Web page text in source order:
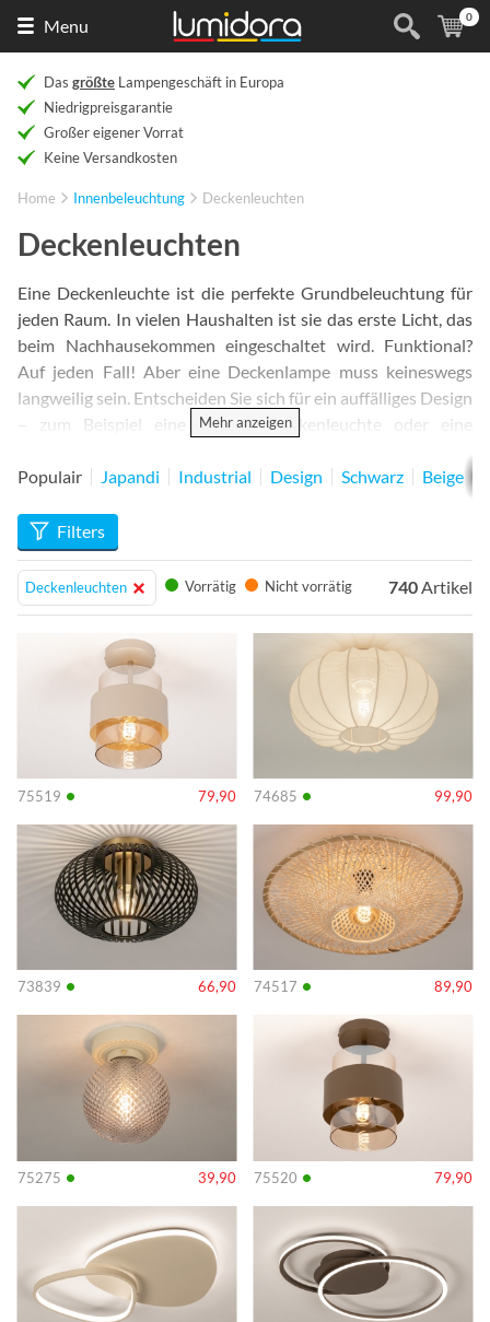
Menu (
0
Das größte Lampengeschäft in Europa
Niedrigpreisgarantie
Großer eigener Vorrat
Keine Versandkosten
Home Innenbeleuchtung Deckenleuchten
Deckenleuchten
Eine Deckenleuchte ist die perfekte Grundbeleuchtung für
jeden Raum. In vielen Haushalten ist sie das erste Licht, das
beim Nachhausekommen eingeschaltet wird. Funktional?
Auf jeden Fall! Aber eine Deckenlampe muss keineswegs
langweilig sein. Entscheiden Sie sich für ein auffälliges Design
– zum Beispiel eine goldene Deckenleuchte oder eine
natürliche Ausstrahlung mit einer Deckenlampe aus Holz.
perfekte Leuchte, die Ihr Zuhause zum Strahlen bringt!
Mehr anzeigen
Populair Japandi Industrial Design Schwarz Beige
Filters
Deckenleuchten Vorrätig Nicht vorrätig 740Artikel
75519 • 79,90 74685 • 99,90
Info
73839 • 66,90
Info
74517 • 89,90
Info
75275 • 39,90
Info
75520 • 79,90
Info Info